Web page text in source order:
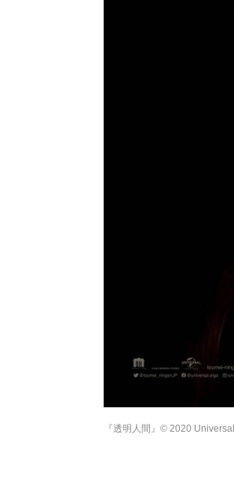
『透明人間』© 2020